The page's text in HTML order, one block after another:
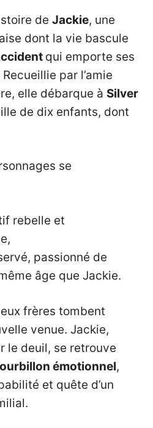
de Jackie, une
dont la vie bascule
qui emporte ses
par l’amie
elle débarque à Silver
de dix enfants, dont
se
rebelle et
passionné de
âge que Jackie.
frères tombent
venue. Jackie,
le deuil, se retrouve
émotionnel,
et quête d’un